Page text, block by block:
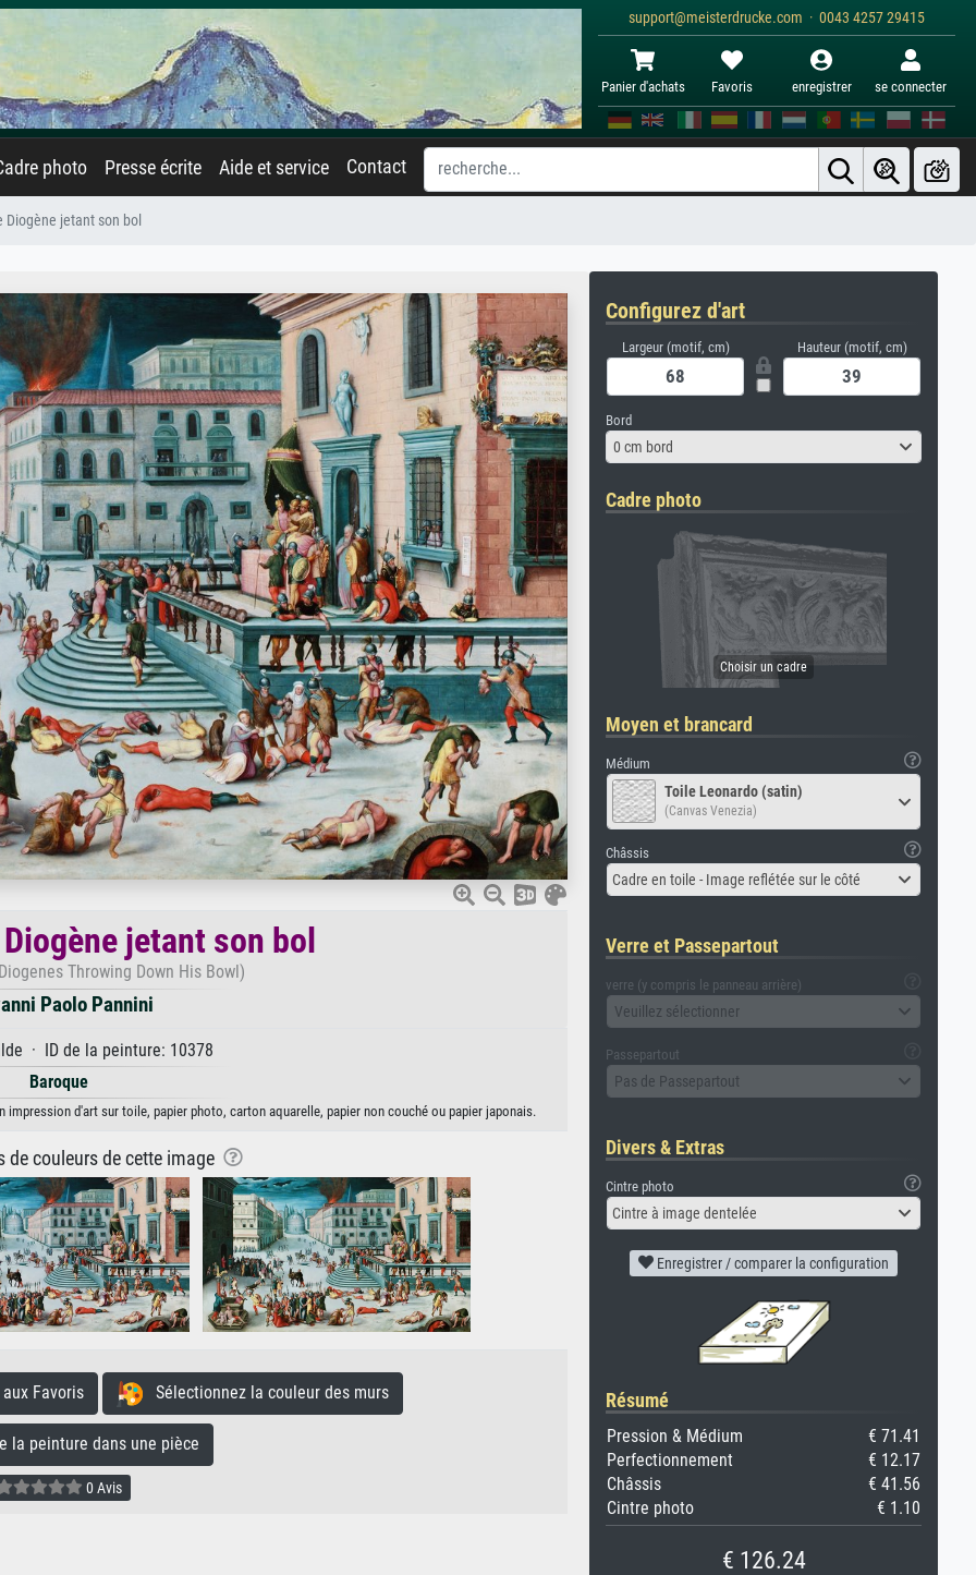
support@meisterdrucke.com · 0043 4257 29415
Panier d'achats Favoris enregistrer se connecter
photo Presse écrite Aide et service Contact
Diogène jetant son bol
jetant son bol
Throwing Down His Bowl)
Paolo Pannini
· ID de la peinture: 10378
Baroque
impression d'art sur toile, papier photo, carton aquarelle, papier non couché ou papier japonais.
de couleurs de cette image
Favoris Sélectionnez la couleur des murs
peinture dans une pièce
0 Avis
Configurez d'art
Largeur (motif, cm) Hauteur (motif, cm)
Bord
0 cm bord
Cadre photo
Moyen et brancard
Médium
Toile Leonardo (satin)
(Canvas Venezia)
Châssis
Cadre en toile - Image reflétée sur le côté
Verre et Passepartout
verre (y compris le panneau arrière)
Veuillez sélectionner
Passepartout
Pas de Passepartout
Divers & Extras
Cintre photo
Cintre à image dentelée
Enregistrer / comparer la configuration
Résumé
Pression & Médium
€ 71.41
Perfectionnement
€ 12.17
Châssis
€ 41.56
Cintre photo
€ 1.10
€ 126.24